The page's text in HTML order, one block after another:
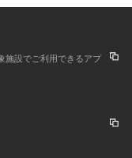
モチーフにオリジナ
66cm　最大ストラ
施設でご利用できるアプ